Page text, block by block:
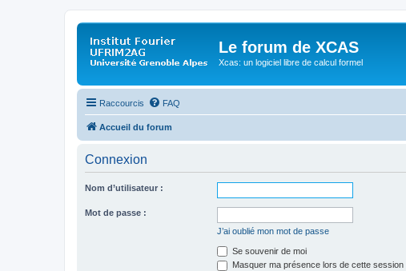
Le forum de XCAS
Xcas: un logiciel libre de calcul formel
Raccourcis FAQ
Accueil du forum
Connexion
Nom d’utilisateur :
Mot de passe :
J’ai oublié mon mot de passe
Se souvenir de moi
Masquer ma présence lors de cette session